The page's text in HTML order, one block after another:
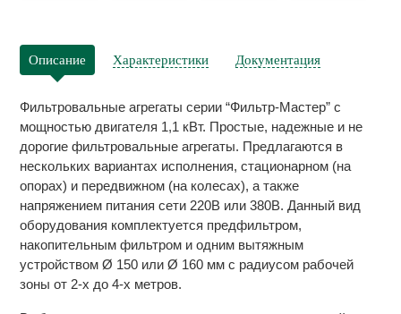
Описание Характеристики Документация
Фильтровальные агрегаты серии “Фильтр-Мастер” с
мощностью двигателя 1,1 кВт. Простые, надежные и не
дорогие фильтровальные агрегаты. Предлагаются в
нескольких вариантах исполнения, стационарном (на
опорах) и передвижном (на колесах), а также
напряжением питания сети 220В или 380В. Данный вид
оборудования комплектуется предфильтром,
накопительным фильтром и одним вытяжным
устройством Ø 150 или Ø 160 мм с радиусом рабочей
зоны от 2-х до 4-х метров.